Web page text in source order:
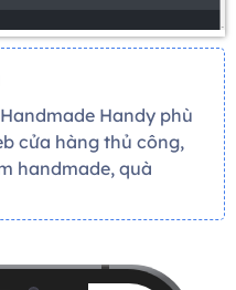
Handy phù
cửa hàng thủ công,
handmade, quà